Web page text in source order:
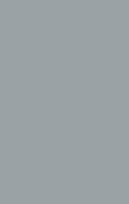
Person
informierter
oder
Person zu